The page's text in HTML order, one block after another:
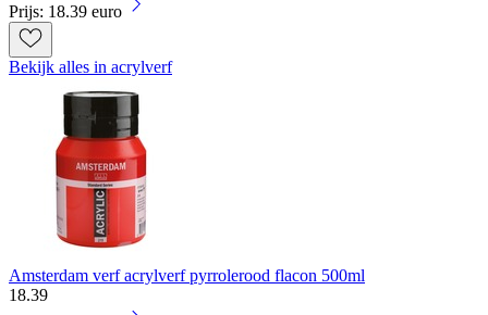
Prijs: 18.39 euro
Bekijk alles in acrylverf
Amsterdam verf acrylverf pyrrolerood flacon 500ml
18.39